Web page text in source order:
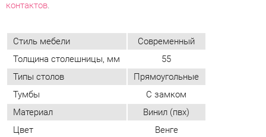
Тумбы
Цвет
Венге
ОТЗЫВЫ
Пока нет отзывов, поделитесь первым своим мнением.
ДОБАВИТЬ ОТЗЫВ